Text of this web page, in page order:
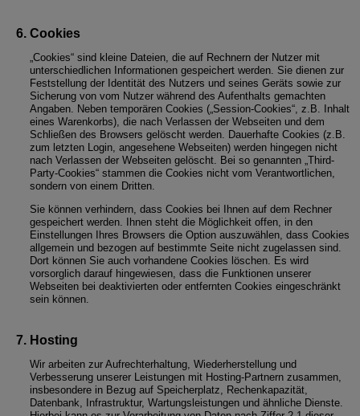
Cookies
„Cookies“ sind kleine Dateien, die auf Rechnern der Nutzer mit
unterschiedlichen Informationen gespeichert werden. Sie dienen zur
Feststellung der Identität des Nutzers und seines Geräts sowie zur
Sicherung von vom Nutzer während des Aufenthalts gemachten
Angaben. Neben temporären Cookies („Session-Cookies“, z.B. Inhalt
eines Warenkorbs), die nach Verlassen der Webseiten und dem
Schließen des Browsers gelöscht werden. Dauerhafte Cookies (z.B.
zum letzten Login, angesehene Webseiten) werden hingegen nicht
nach Verlassen der Webseiten gelöscht. Bei so genannten „Third-
Party-Cookies“ stammen die Cookies nicht vom Verantwortlichen,
sondern von einem Dritten.
Sie können verhindern, dass Cookies bei Ihnen auf dem Rechner
gespeichert werden. Ihnen steht die Möglichkeit offen, in den
Einstellungen Ihres Browsers die Option auszuwählen, dass Cookies
allgemein und bezogen auf bestimmte Seite nicht zugelassen sind.
Dort können Sie auch vorhandene Cookies löschen. Es wird
vorsorglich darauf hingewiesen, dass die Funktionen unserer
Webseiten bei deaktivierten oder entfernten Cookies eingeschränkt
sein können.
Hosting
Wir arbeiten zur Aufrechterhaltung, Wiederherstellung und
Verbesserung unserer Leistungen mit Hosting-Partnern zusammen,
insbesondere in Bezug auf Speicherplatz, Rechenkapazität,
Datenbank, Infrastruktur, Wartungsleistungen und ähnliche Dienste.